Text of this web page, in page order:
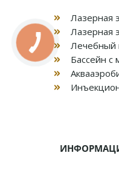
Лазерная
Лазерная
Лечебный
Бассейн с